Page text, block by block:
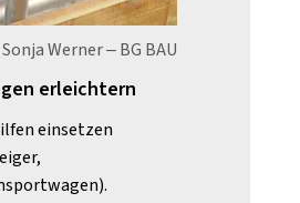
Werner – BG BAU
erleichtern
einsetzen